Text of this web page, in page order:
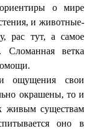
о
мире
и животные-
рас тут, а самое
Сломанная ветка
ощущения свои
окрашены, то и
живым существам
оно в